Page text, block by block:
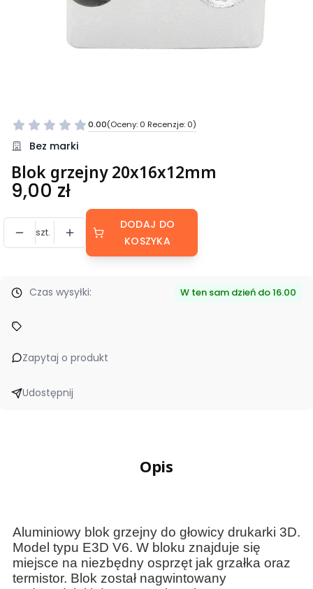
0.00(Oceny: 0 Recenzje: 0)
Bez marki
Blok grzejny 20x16x12mm
Cena
9,00 zł
szt.
DODAJ DO
KOSZYKA
Czas wysyłki: W ten sam dzień do 16.00
Zapytaj o produkt
Udostępnij
Opis
Aluminiowy blok grzejny do głowicy drukarki 3D.
Model typu E3D V6. W bloku znajduje się
miejsce na niezbędny osprzęt jak grzałka oraz
termistor. Blok został nagwintowany